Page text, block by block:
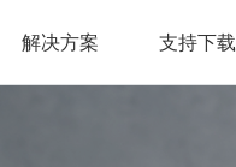
解决方案 支持下载